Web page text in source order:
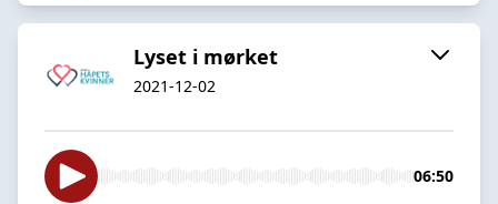
Lyset i mørket
2021-12-02
06:50